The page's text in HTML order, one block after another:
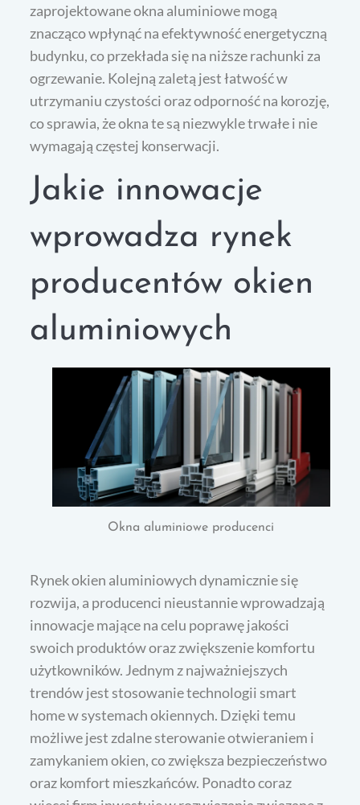
zaprojektowane okna aluminiowe mogą
znacząco wpłynąć na efektywność energetyczną
budynku, co przekłada się na niższe rachunki za
ogrzewanie. Kolejną zaletą jest łatwość w
utrzymaniu czystości oraz odporność na korozję,
co sprawia, że okna te są niezwykle trwałe i nie
wymagają częstej konserwacji.
Jakie innowacje
wprowadza rynek
producentów okien
aluminiowych
Okna aluminiowe producenci
Rynek okien aluminiowych dynamicznie się
rozwija, a producenci nieustannie wprowadzają
innowacje mające na celu poprawę jakości
swoich produktów oraz zwiększenie komfortu
użytkowników. Jednym z najważniejszych
trendów jest stosowanie technologii smart
home w systemach okiennych. Dzięki temu
możliwe jest zdalne sterowanie otwieraniem i
zamykaniem okien, co zwiększa bezpieczeństwo
oraz komfort mieszkańców. Ponadto coraz